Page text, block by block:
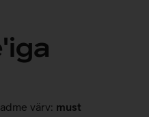
värv: must